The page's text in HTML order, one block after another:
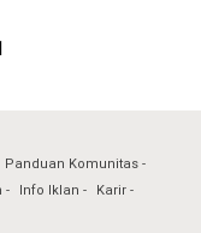
Panduan Komunitas
Info Iklan
Karir